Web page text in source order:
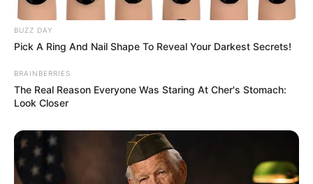
BUZZ DAY
Pick A Ring And Nail Shape To Reveal Your Darkest Secrets!
BRAINBERRIES
The Real Reason Everyone Was Staring At Cher's Stomach:
Look Closer